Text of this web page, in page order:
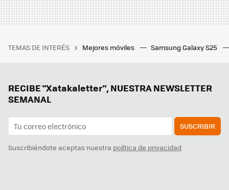
TEMAS DE INTERÉS Mejores móviles Samsung Galaxy S25
RECIBE "Xatakaletter", NUESTRA NEWSLETTER
SEMANAL
SUSCRIBIR
Suscribiéndote aceptas nuestra política de privacidad